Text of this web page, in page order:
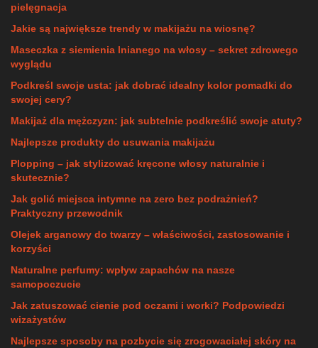
pielęgnacja
Jakie są największe trendy w makijażu na wiosnę?
Maseczka z siemienia lnianego na włosy – sekret zdrowego
wyglądu
Podkreśl swoje usta: jak dobrać idealny kolor pomadki do
swojej cery?
Makijaż dla mężczyzn: jak subtelnie podkreślić swoje atuty?
Najlepsze produkty do usuwania makijażu
Plopping – jak stylizować kręcone włosy naturalnie i
skutecznie?
Jak golić miejsca intymne na zero bez podrażnień?
Praktyczny przewodnik
Olejek arganowy do twarzy – właściwości, zastosowanie i
korzyści
Naturalne perfumy: wpływ zapachów na nasze
samopoczucie
Jak zatuszować cienie pod oczami i worki? Podpowiedzi
wizażystów
Najlepsze sposoby na pozbycie się zrogowaciałej skóry na